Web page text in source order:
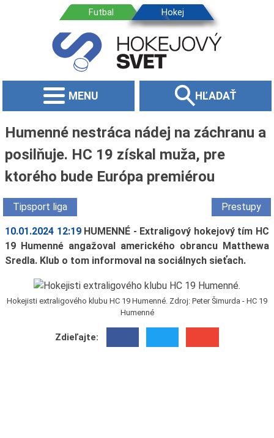
MENU HĽADAŤ
Humenné nestráca nádej na záchranu a
posilňuje. HC 19 získal muža, pre
ktorého bude Európa premiérou
Tipsport liga Prestupy
10.01.2024 12:19 HUMENNÉ - Extraligový hokejový tím HC
19 Humenné angažoval amerického obrancu Matthewa
Sredla. Klub o tom informoval na sociálnych sieťach.
Hokejisti extraligového klubu HC 19 Humenné. Zdroj: Peter Šimurda - HC 19
Humenné
Zdieľajte: